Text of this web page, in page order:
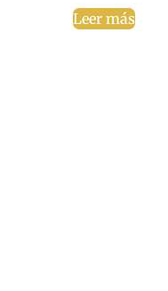
Leer más